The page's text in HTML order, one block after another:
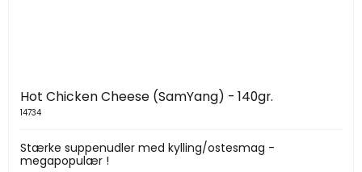
Hot Chicken Cheese (SamYang) - 140gr.
14734
Stærke suppenudler med kylling/ostesmag -
megapopulær !